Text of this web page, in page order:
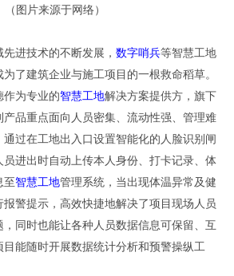
（ 图片来源于网络）
进技术的不断发展 ， 数字哨兵等智慧工地
了建筑企业与施工项目的一根救命稻草。
作为专业的智慧工地解决方案提供方 ， 旗下
品重点面向人员密集、流动性强、管理难
通过在工地出入口 设置智能化的人脸识别闸
员进出 时自动上传本人身份、 打卡记录、 体
至智慧工地管理系统 ， 当出现体温异常及健
报警提示 ，高效快捷地解决了项目现场人员
同时也能让各种人员数据信息可保留、互
目能随时开展数据统计分析和预警操纵工